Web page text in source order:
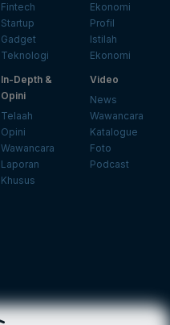
Fintech
Startup
Gadget
Teknologi
Ekonomi
Profil
Istilah
Ekonomi
In-Depth &
Opini
Telaah
Opini
Wawancara
Laporan
Khusus
Video
News
Wawancara
Katalogue
Foto
Podcast